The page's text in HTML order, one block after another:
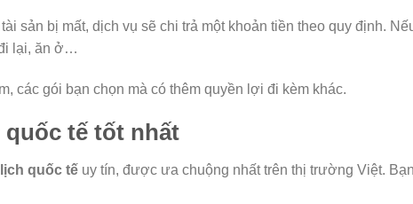
sản bị mất, dịch vụ sẽ chi trả một khoản tiền theo quy định.
lại, ăn ở…
các gói bạn chọn mà có thêm quyền lợi đi kèm khác.
quốc tế tốt nhất
quốc tế uy tín, được ưa chuộng nhất trên thị trường Việt.